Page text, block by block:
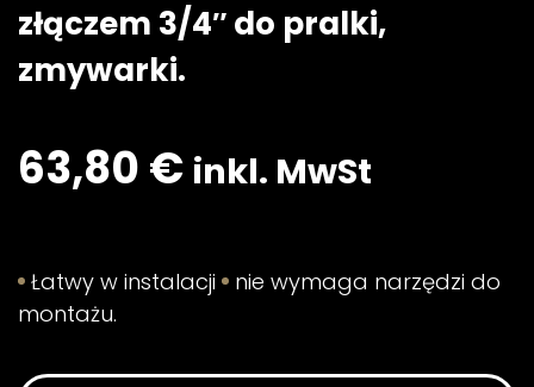
złączem 3/4″ do pralki,
zmywarki.
63,80€ inkl. MwSt
Łatwy w instalacji
nie wymaga narzędzi do
montażu.